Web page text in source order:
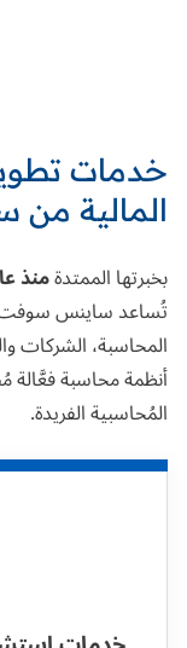
خدمات
المالية
بخبرتها الممتدةمنذ عام
تُساعد ساينس سوفت،
المحاسبة،
أنظمة محاسبة
المُحاسبية الفريدة.